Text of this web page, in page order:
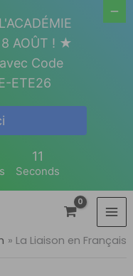
La Liaison en Français
8 AOÛT ! ★
Code
ETE26
10
Seconds